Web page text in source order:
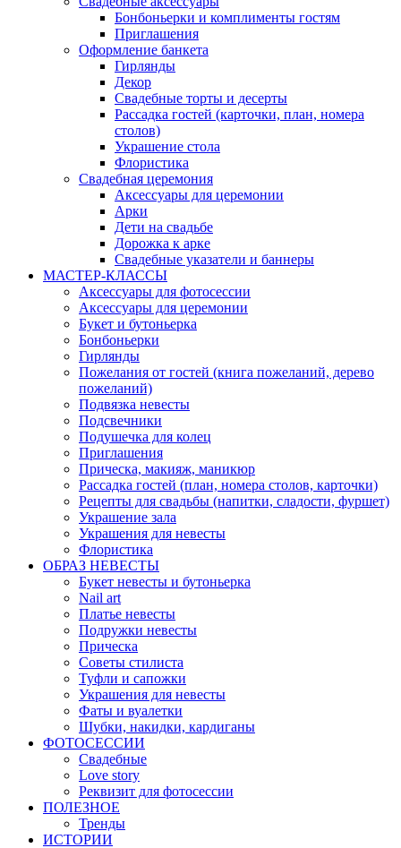
Бонбоньерки и комплименты гостям
Приглашения
Оформление банкета
Гирлянды
Декор
Свадебные торты и десерты
Рассадка гостей (карточки, план, номера
столов)
Украшение стола
Флористика
Свадебная церемония
Аксессуары для церемонии
Арки
Дети на свадьбе
Дорожка к арке
Свадебные указатели и баннеры
МАСТЕР-КЛАССЫ
Аксессуары для фотосессии
Аксессуары для церемонии
Букет и бутоньерка
Бонбоньерки
Гирлянды
Пожелания от гостей (книга пожеланий, дерево
пожеланий)
Подвязка невесты
Подсвечники
Подушечка для колец
Приглашения
Прическа, макияж, маникюр
Рассадка гостей (план, номера столов, карточки)
Рецепты для свадьбы (напитки, сладости, фуршет)
Украшение зала
Украшения для невесты
Флористика
ОБРАЗ НЕВЕСТЫ
Букет невесты и бутоньерка
Nail art
Платье невесты
Подружки невесты
Прическа
Советы стилиста
Туфли и сапожки
Украшения для невесты
Фаты и вуалетки
Шубки, накидки, кардиганы
ФОТОСЕССИИ
Свадебные
Love story
Реквизит для фотосессии
ПОЛЕЗНОЕ
Тренды
ИСТОРИИ